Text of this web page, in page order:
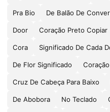
Pra Bio De Balão De
Door Coração Preto Copiar
Cora Significado De Cada
De Flor Significado
Cruz De Cabeça Para Baixo
De Abobora No Teclado